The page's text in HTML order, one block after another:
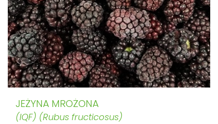
JEŻYNA MROŻONA
(IQF) (Rubus fructicosus)